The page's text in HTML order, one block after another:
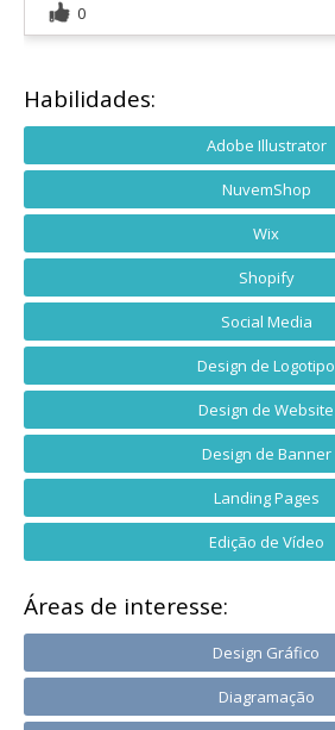
0
Habilidades:
Adobe Illustrator
NuvemShop
Wix
Shopify
Social Media
Design de Logotipo
Design de Website
Design de Banner
Landing Pages
Edição de Vídeo
Áreas de interesse:
Design Gráfico
Diagramação